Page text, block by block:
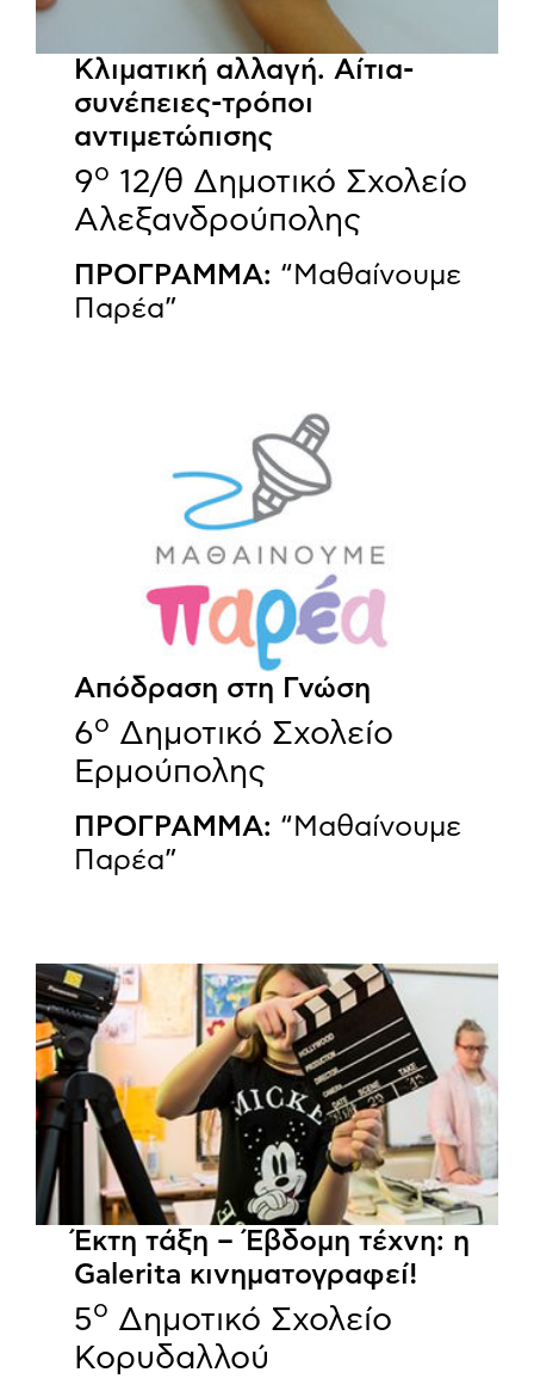
Κλιματική αλλαγή. Αίτια-
συνέπειες-τρόποι
αντιμετώπισης
9ο 12/θ Δημοτικό Σχολείο
Αλεξανδρούπολης
ΠΡΟΓΡΑΜΜΑ: “Μαθαίνουμε
Παρέα”
Απόδραση στη Γνώση
6ο Δημοτικό Σχολείο
Ερμούπολης
ΠΡΟΓΡΑΜΜΑ: “Μαθαίνουμε
Παρέα”
Έκτη τάξη – Έβδομη τέχνη: η
Galerita κινηματογραφεί!
5ο Δημοτικό Σχολείο
Κορυδαλλού